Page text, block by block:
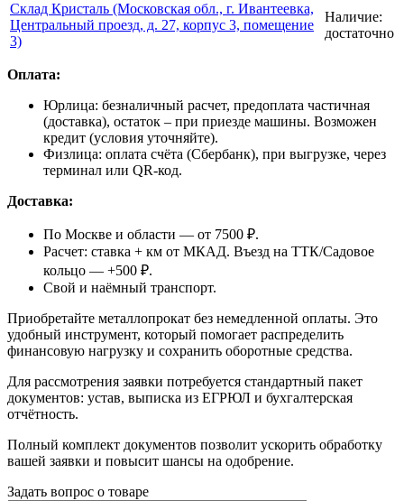
Склад Кристаль (Московская обл., г. Ивантеевка,
Центральный проезд, д. 27, корпус 3, помещение
3)
Наличие:
достаточно
Оплата:
Юрлица: безналичный расчет, предоплата частичная
(доставка), остаток – при приезде машины. Возможен
кредит (условия уточняйте).
Физлица: оплата счёта (Сбербанк), при выгрузке, через
терминал или QR-код.
Доставка:
По Москве и области — от 7500 ₽.
Расчет: ставка + км от МКАД. Въезд на ТТК/Садовое
кольцо — +500 ₽.
Свой и наёмный транспорт.
Приобретайте металлопрокат без немедленной оплаты. Это
удобный инструмент, который помогает распределить
финансовую нагрузку и сохранить оборотные средства.
Для рассмотрения заявки потребуется стандартный пакет
документов: устав, выписка из ЕГРЮЛ и бухгалтерская
отчётность.
Полный комплект документов позволит ускорить обработку
вашей заявки и повысит шансы на одобрение.
Задать вопрос о товаре